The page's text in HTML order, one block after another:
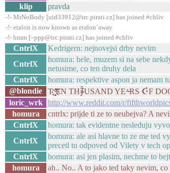
klip
pravda
-!- MrNoBody [uid33912@irc.pirati.cz] has joined #chliv
-!- etalon is now known as etalon`away
-!- hmm [~ppp@irc.pirati.cz] has joined #chliv
CntrlX Kedrigern: nejnovejsi drby nevim
CntrlX
homura: hele, muzem si na sebe
netusime, co ten druhy dela
CntrlX
homura: respektive aspon ja nemam
@blondie
T˷̟͞͝҈҉ͤͨEN TH∳̈̂USAND YEᴬ̶RS ☪̓F
loric_wrk
http://www.reddit.com/r/
homura
cntrlx: prijde ti ze to neubejva? A
CntrlX
homura: tak evidentne nesleduju
CntrlX
homura: ale asi hlavne to ze me ted
precetl tu odpoved od Vilety v tech
CntrlX
homura: asi jen plasim, nechme to bejt
homura
ah.. No.. A to jako ted taky nevim, co